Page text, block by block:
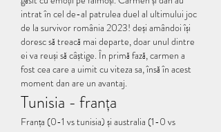
intrat în cel de-al patrulea duel al ultimului joc
de la survivor românia 2023! deși amândoi își
doresc să treacă mai departe, doar unul dintre
ei va reuși să câștige. În primă fază, carmen a
fost cea care a uimit cu viteza sa, însă în acest
moment dan are un avantaj.
Tunisia - franța
Franța (0-1 vs tunisia) și australia (1-0 vs